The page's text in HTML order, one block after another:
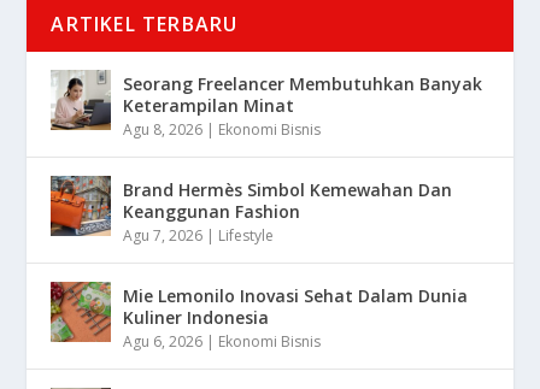
ARTIKEL TERBARU
Seorang Freelancer Membutuhkan Banyak
Keterampilan Minat
Agu 8, 2026 | Ekonomi Bisnis
Brand Hermès Simbol Kemewahan Dan
Keanggunan Fashion
Agu 7, 2026 | Lifestyle
Mie Lemonilo Inovasi Sehat Dalam Dunia
Kuliner Indonesia
Agu 6, 2026 | Ekonomi Bisnis